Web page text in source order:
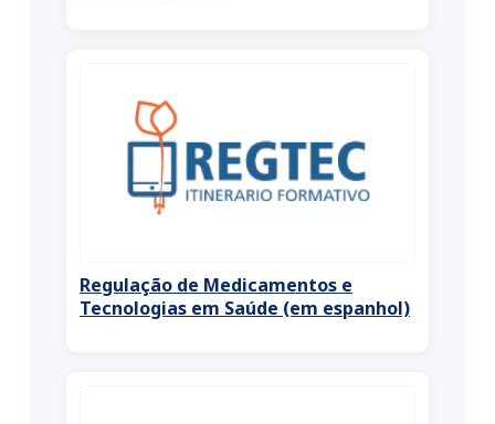
Regulação de Medicamentos e
Tecnologias em Saúde (em espanhol)